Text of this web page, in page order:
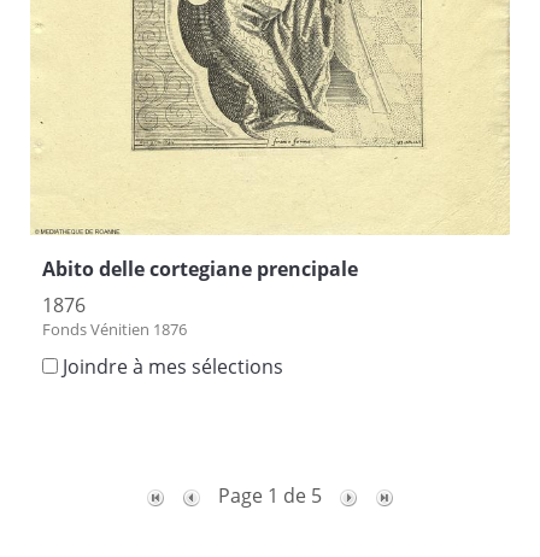
Abito delle cortegiane prencipale
1876
Fonds Vénitien 1876
Joindre à mes sélections
Page 1 de 5